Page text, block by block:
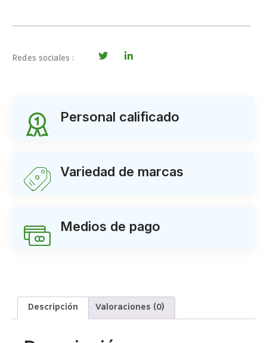
Redes sociales :
Personal calificado
Variedad de marcas
Medios de pago
Descripción Valoraciones (0)